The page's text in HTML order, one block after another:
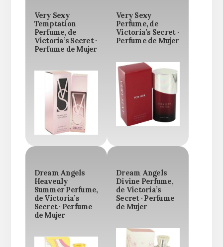
Very Sexy
Temptation
Perfume, de
Victoria’s Secret ·
Perfume de Mujer
Very Sexy
Perfume, de
Victoria’s Secret ·
Perfume de Mujer
Dream Angels
Heavenly
Summer Perfume,
de Victoria’s
Secret · Perfume
de Mujer
Dream Angels
Divine Perfume,
de Victoria’s
Secret · Perfume
de Mujer